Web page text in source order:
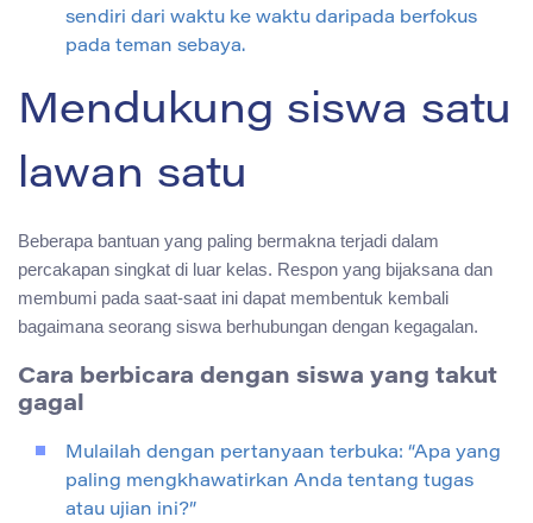
sendiri dari waktu ke waktu daripada berfokus
pada teman sebaya.
Mendukung siswa satu
lawan satu
Beberapa bantuan yang paling bermakna terjadi dalam
percakapan singkat di luar kelas. Respon yang bijaksana dan
membumi pada saat-saat ini dapat membentuk kembali
bagaimana seorang siswa berhubungan dengan kegagalan.
Cara berbicara dengan siswa yang takut
gagal
Mulailah dengan pertanyaan terbuka: “Apa yang
paling mengkhawatirkan Anda tentang tugas
atau ujian ini?”